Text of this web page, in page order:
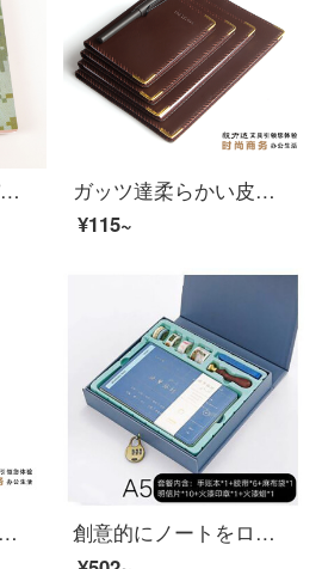
2020版兵士ノートパソコン士官迷彩政治教育理論学習ノートパソコンの日記本カスタム176ページのセット
ガッツ達柔らかい皮のノートノートパソコンの日記本茶色のオフィス文房具MA1208 A 5/25 K
¥115~
本ケースのオフィスノートA 5/B 5 100枚ブラウン25 K A 5 MA 3108
創意的にノートをロックして夢の旅行の贈り物の箱の手の帳簿のスーツの日程A 5 228ページの湖藍を持ちます。